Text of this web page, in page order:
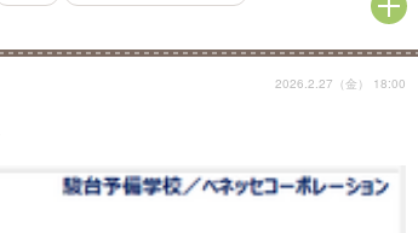
2026.2.27（金） 18:00